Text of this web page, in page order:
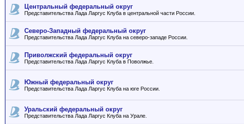
Центральный федеральный округ
Представительства Лада Ларгус Клуба в центральной части России.
Северо-Западный федеральный округ
Представительства Лада Ларгус Клуба на северо-западе России.
Приволжский федеральный округ
Представительства Лада Ларгус Клуба в Поволжье.
Южный федеральный округ
Представительства Лада Ларгус Клуба на юге России.
Уральский федеральный округ
Представительства Лада Ларгус Клуба на Урале.